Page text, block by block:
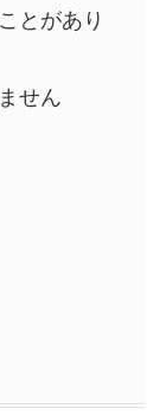
とがあり
せん